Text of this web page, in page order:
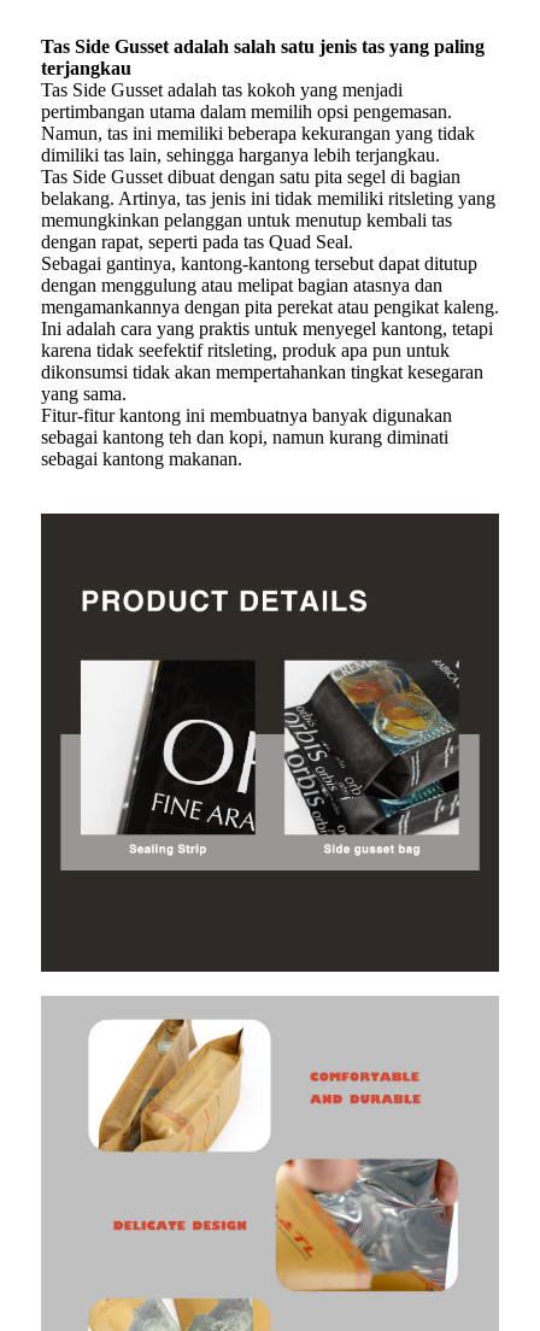
Tas Side Gusset adalah salah satu jenis tas yang paling
terjangkau
Tas Side Gusset adalah tas kokoh yang menjadi
pertimbangan utama dalam memilih opsi pengemasan.
Namun, tas ini memiliki beberapa kekurangan yang tidak
dimiliki tas lain, sehingga harganya lebih terjangkau.
Tas Side Gusset dibuat dengan satu pita segel di bagian
belakang. Artinya, tas jenis ini tidak memiliki ritsleting yang
memungkinkan pelanggan untuk menutup kembali tas
dengan rapat, seperti pada tas Quad Seal.
Sebagai gantinya, kantong-kantong tersebut dapat ditutup
dengan menggulung atau melipat bagian atasnya dan
mengamankannya dengan pita perekat atau pengikat kaleng.
Ini adalah cara yang praktis untuk menyegel kantong, tetapi
karena tidak seefektif ritsleting, produk apa pun untuk
dikonsumsi tidak akan mempertahankan tingkat kesegaran
yang sama.
Fitur-fitur kantong ini membuatnya banyak digunakan
sebagai kantong teh dan kopi, namun kurang diminati
sebagai kantong makanan.